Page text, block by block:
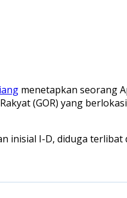
menetapkan seorang
(GOR) yang
inisial I-D, diduga terlibat